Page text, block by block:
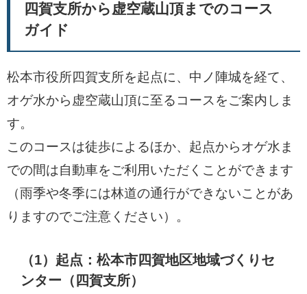
四賀支所から虚空蔵山頂までのコース
ガイド
松本市役所四賀支所を起点に、中ノ陣城を経て、
オゲ水から虚空蔵山頂に至るコースをご案内しま
す。
このコースは徒歩によるほか、起点からオゲ水ま
での間は自動車をご利用いただくことができます
（雨季や冬季には林道の通行ができないことがあ
りますのでご注意ください）。
（1）起点：松本市四賀地区地域づくりセ
ンター（四賀支所）